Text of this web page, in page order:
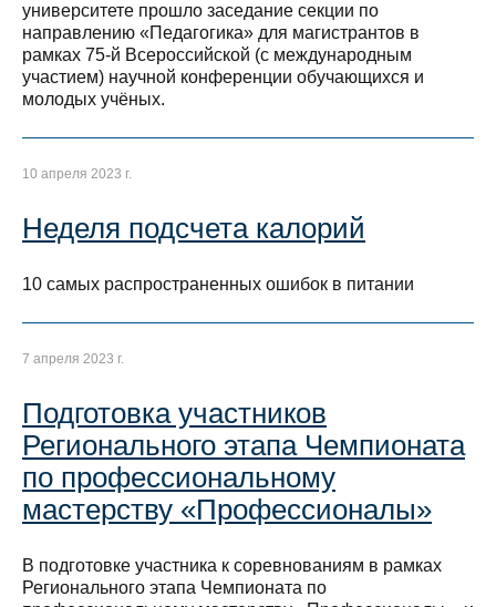
университете прошло заседание секции по
направлению «Педагогика» для магистрантов в
рамках 75-й Всероссийской (с международным
участием) научной конференции обучающихся и
молодых учёных.
10 апреля 2023 г.
Неделя подсчета калорий
10 самых распространенных ошибок в питании
7 апреля 2023 г.
Подготовка участников
Регионального этапа Чемпионата
по профессиональному
мастерству «Профессионалы»
В подготовке участника к соревнованиям в рамках
Регионального этапа Чемпионата по